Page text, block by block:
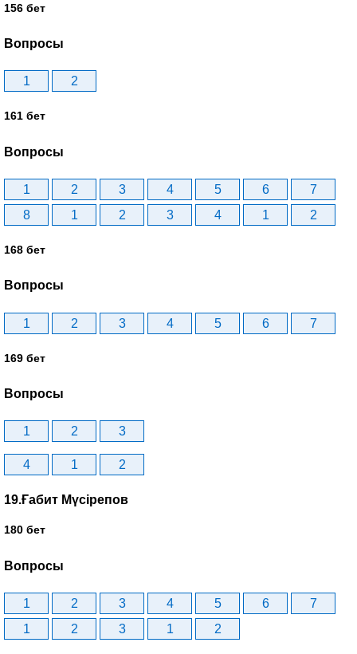
156 бет
Вопросы
1 2
161 бет
Вопросы
1 2 3 4 5 6
7
8
1 2 3 4 1 2
168 бет
Вопросы
1 2 3 4 5 6 7
169 бет
Вопросы
1 2 3
4 1 2
19.Ғабит Мүсірепов
180 бет
Вопросы
1 2 3 4 5 6
7
1
2 3 1 2